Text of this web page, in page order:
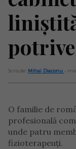
Scris de: Mihai Diaconu -
O familie de
profesională
unde patru
fizioterapeuți.